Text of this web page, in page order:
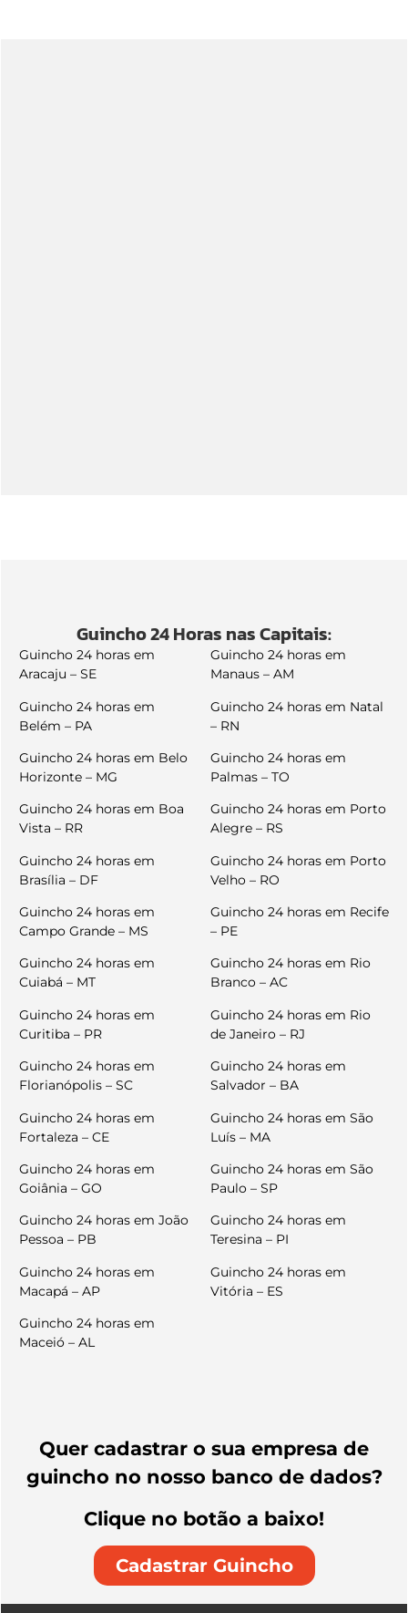
Guincho 24 Horas nas Capitais:
Guincho 24 horas em
Aracaju – SE
Guincho 24 horas em
Belém – PA
Guincho 24 horas em Belo
Horizonte – MG
Guincho 24 horas em Boa
Vista – RR
Guincho 24 horas em
Brasília – DF
Guincho 24 horas em
Campo Grande – MS
Guincho 24 horas em
Cuiabá – MT
Guincho 24 horas em
Curitiba – PR
Guincho 24 horas em
Florianópolis – SC
Guincho 24 horas em
Fortaleza – CE
Guincho 24 horas em
Goiânia – GO
Guincho 24 horas em João
Pessoa – PB
Guincho 24 horas em
Macapá – AP
Guincho 24 horas em
Maceió – AL
Guincho 24 horas em
Manaus – AM
Guincho 24 horas em Natal
– RN
Guincho 24 horas em
Palmas – TO
Guincho 24 horas em Porto
Alegre – RS
Guincho 24 horas em Porto
Velho – RO
Guincho 24 horas em Recife
– PE
Guincho 24 horas em Rio
Branco – AC
Guincho 24 horas em Rio
de Janeiro – RJ
Guincho 24 horas em
Salvador – BA
Guincho 24 horas em São
Luís – MA
Guincho 24 horas em São
Paulo – SP
Guincho 24 horas em
Teresina – PI
Guincho 24 horas em
Vitória – ES
Quer cadastrar o sua empresa de
guincho no nosso banco de dados?
Clique no botão a baixo!
Cadastrar Guincho